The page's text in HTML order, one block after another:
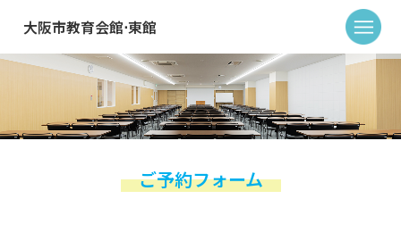
大阪市教育会館⋅東館
ご予約フォーム